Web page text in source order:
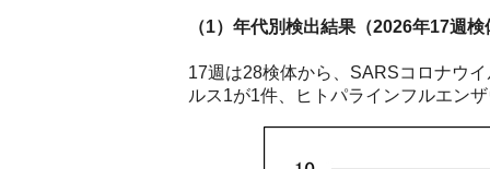
（1）年代別検出結果（2026年17週
17週は28検体から、SARSコロナウ
ルス1が1件、ヒトパラインフルエン